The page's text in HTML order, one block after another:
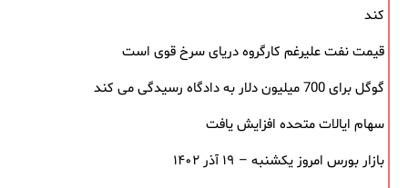
کند
قیمت نفت علیرغم کارگروه دریای سرخ قوی است
گوگل برای 700 میلیون دلار به دادگاه رسیدگی می کند
سهام ایالات متحده افزایش یافت
بازار بورس امروز یکشنبه – ۱۹ آذر ۱۴۰۲